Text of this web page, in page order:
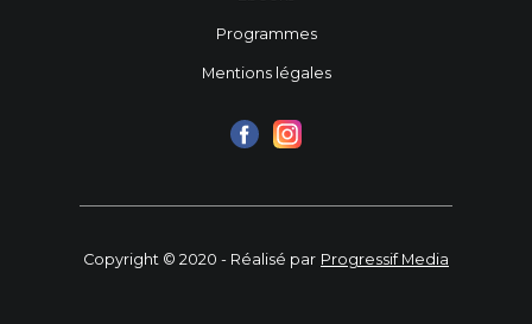
Programmes
Mentions légales
Copyright © 2020 - Réalisé par Progressif Media